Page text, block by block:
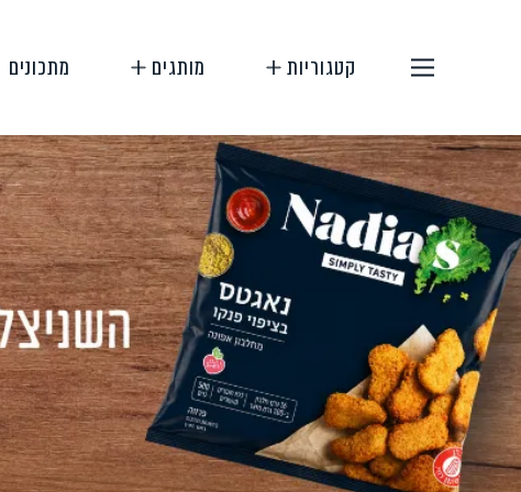
קטגוריות מותגים מתכונים
תחליפי בשר תחליפי ביצה